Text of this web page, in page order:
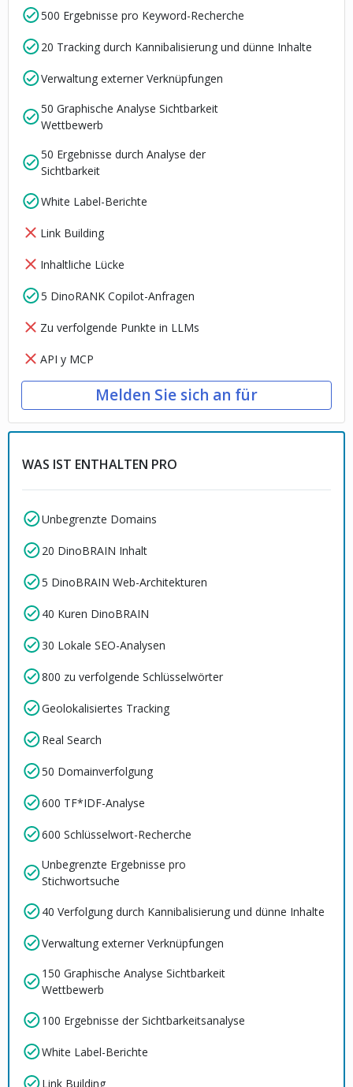
500 Ergebnisse pro Keyword-Recherche
20 Tracking durch Kannibalisierung und dünne Inhalte
Verwaltung externer Verknüpfungen
50 Graphische Analyse Sichtbarkeit
Wettbewerb
50 Ergebnisse durch Analyse der
Sichtbarkeit
White Label-Berichte
Link Building
Inhaltliche Lücke
5 DinoRANK Copilot-Anfragen
Zu verfolgende Punkte in LLMs
API y MCP
Melden Sie sich an für
WAS IST ENTHALTEN PRO
Unbegrenzte Domains
20 DinoBRAIN Inhalt
5 DinoBRAIN Web-Architekturen
40 Kuren DinoBRAIN
30 Lokale SEO-Analysen
800 zu verfolgende Schlüsselwörter
Geolokalisiertes Tracking
Real Search
50 Domainverfolgung
600 TF*IDF-Analyse
600 Schlüsselwort-Recherche
Unbegrenzte Ergebnisse pro
Stichwortsuche
40 Verfolgung durch Kannibalisierung und dünne Inhalte
Verwaltung externer Verknüpfungen
150 Graphische Analyse Sichtbarkeit
Wettbewerb
100 Ergebnisse der Sichtbarkeitsanalyse
White Label-Berichte
Link Building